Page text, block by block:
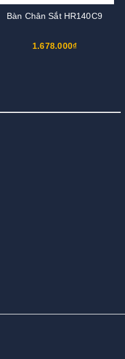
Bàn Chân Sắt HR140C9
1.678.000₫